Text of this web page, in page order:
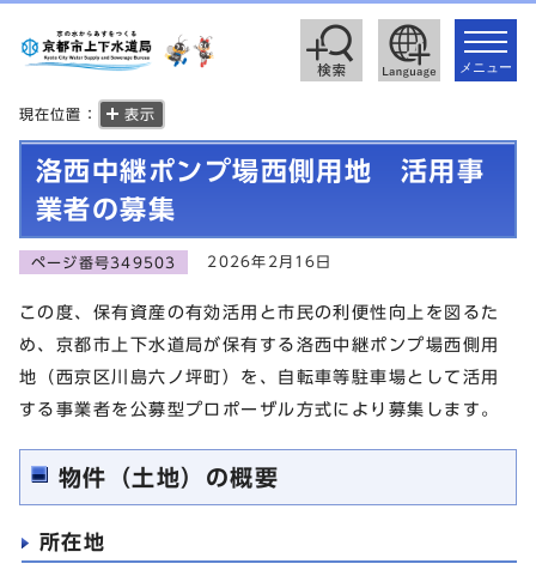
toggle
メニュー
現在位置： 表示
洛西中継ポンプ場西側用地 活用事
業者の募集
ページ番号349503 2026年2月16日
この度、保有資産の有効活用と市民の利便性向上を図るた
め、京都市上下水道局が保有する洛西中継ポンプ場西側用
地（西京区川島六ノ坪町）を、自転車等駐車場として活用
する事業者を公募型プロポーザル方式により募集します。
物件（土地）の概要
所在地